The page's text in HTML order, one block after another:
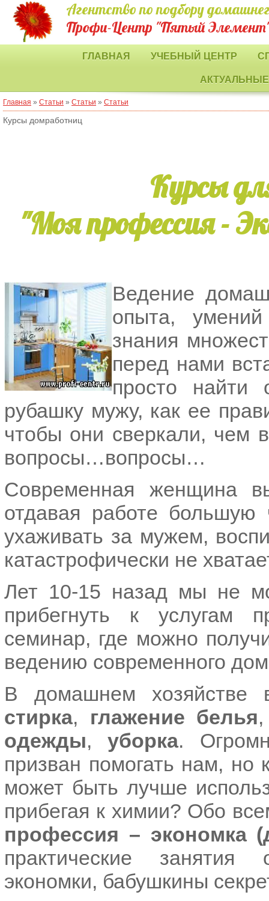
Агентство по подбору
Профи-Центр "Пятый
ГЛАВНАЯ УЧЕБНЫЙ ЦЕНТР
Главная » Статьи » Статьи » Статьи
Курсы домработниц
Курсы
"Моя профессия -
Ведение
опыта,
знания
перед нами
просто найти
рубашку мужу, как ее
чтобы они сверкали, чем
вопросы…вопросы…
Современная женщина
отдавая работе
ухаживать за мужем,
катастрофически не
Лет 10-15 назад мы не
прибегнуть к услугам
семинар, где можно
ведению современного
В домашнем хозяйстве
стирка, глажение белья
одежды,уборка.
призван помогать нам, но
может быть лучше
прибегая к химии? Обо
профессия – экономка
практические
экономки, бабушкины